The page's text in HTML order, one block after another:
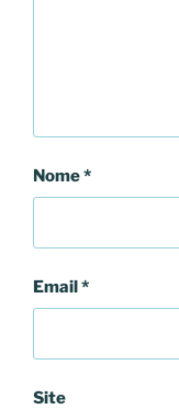
Nome*
Email*
Site